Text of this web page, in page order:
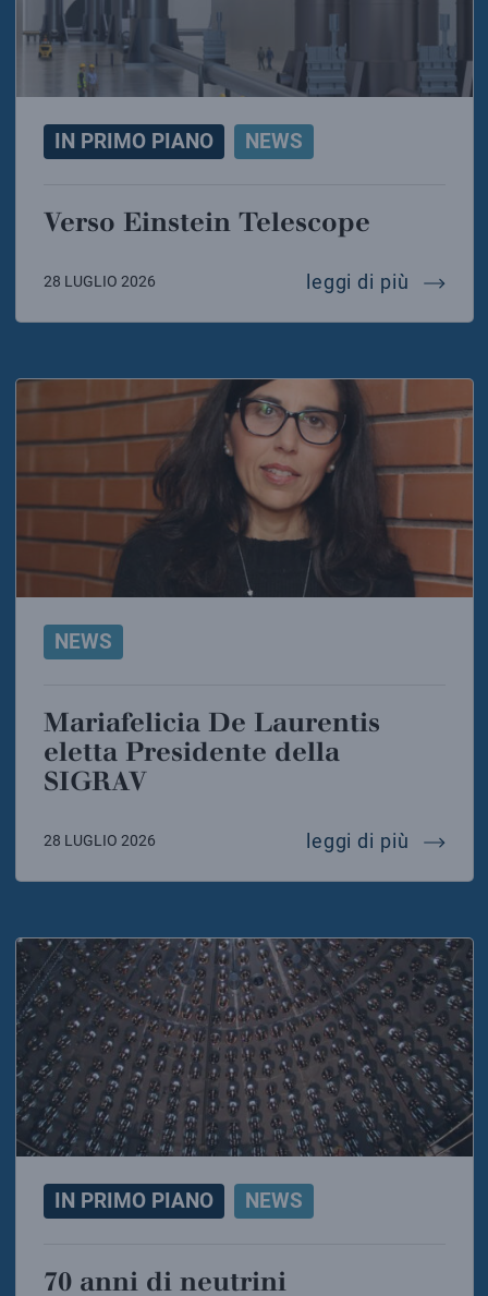
IN PRIMO PIANO NEWS
Verso Einstein Telescope
28 LUGLIO 2026 leggi di più verso
NEWS
Mariafelicia De Laurentis
eletta Presidente della
SIGRAV
28 LUGLIO 2026 leggi di più
IN PRIMO PIANO NEWS
70 anni di neutrini